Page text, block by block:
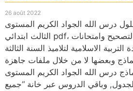
26 août 2022
درس الله الجواد الكريم المستوى
الثالث ابتدائي pdf، وكذلك فروض مع التصحيح وامتحانات
الاسلامية لتلاميذ السنة الثالثة
وبعضها لا من خلال ملفات جاهزة
درس الله الجواد الكريم المستوى
وباقي الدروس عبر خانة “جميع